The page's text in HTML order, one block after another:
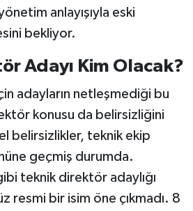
anlayışıyla eski
bekliyor.
Adayı Kim Olacak?
adayların netleşmediği bu
konusu da belirsizliğini
belirsizlikler, teknik ekip
geçmiş durumda.
teknik direktör adaylığı
resmi bir isim öne çıkmadı. 8